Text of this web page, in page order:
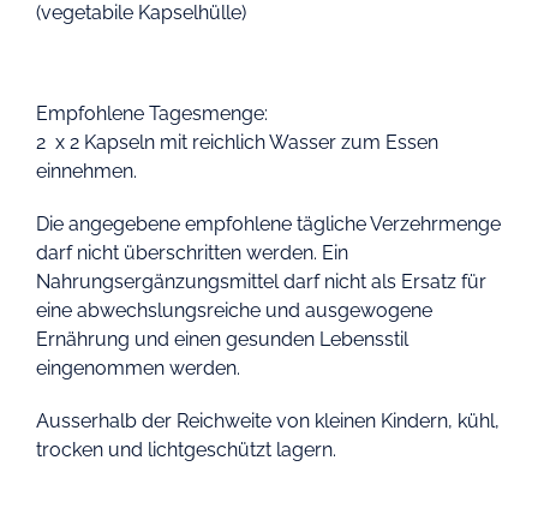
(vegetabile Kapselhülle)
Empfohlene Tagesmenge:
2 x 2 Kapseln mit reichlich Wasser zum Essen
einnehmen.
Die angegebene empfohlene tägliche Verzehrmenge
darf nicht überschritten werden. Ein
Nahrungsergänzungsmittel darf nicht als Ersatz für
eine abwechslungsreiche und ausgewogene
Ernährung und einen gesunden Lebensstil
eingenommen werden.
Ausserhalb der Reichweite von kleinen Kindern, kühl,
trocken und lichtgeschützt lagern.